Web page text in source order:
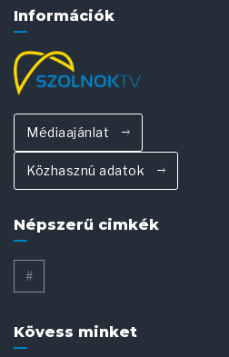
Információk
Médiaajánlat
Közhasznú adatok
Népszerű cimkék
#
Kövess minket